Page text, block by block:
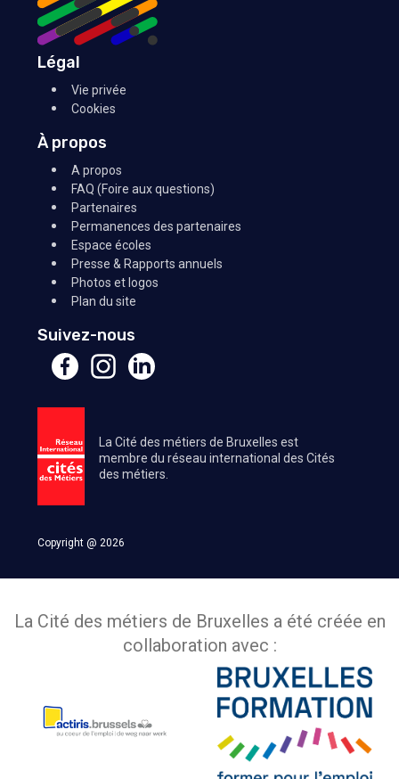
Légal
Vie privée
Cookies
À propos
A propos
FAQ (Foire aux questions)
Partenaires
Permanences des partenaires
Espace écoles
Presse & Rapports annuels
Photos et logos
Plan du site
Suivez-nous
La Cité des métiers de Bruxelles est
membre du réseau international des Cités
des métiers.
Copyright @ 2026
La Cité des métiers de Bruxelles a été créée en
collaboration avec :